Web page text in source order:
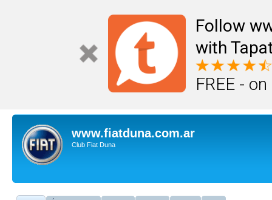
Follow
with
FREE -
www.fiatduna.com.ar
Club Fiat Duna